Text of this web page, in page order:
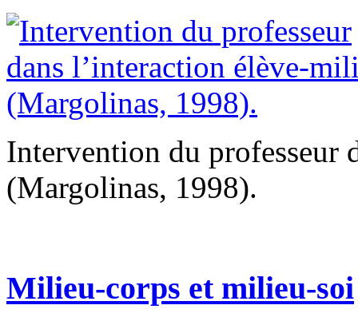
Intervention du professeur
(Margolinas, 1998).
Milieu-corps et milieu-soi